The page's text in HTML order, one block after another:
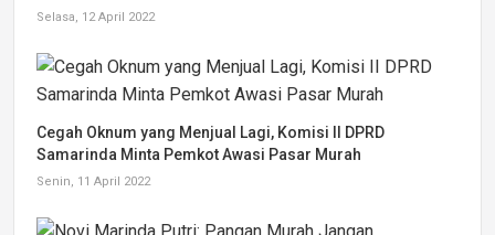
Selasa, 12 April 2022
Cegah Oknum yang Menjual Lagi, Komisi II DPRD
Samarinda Minta Pemkot Awasi Pasar Murah
Senin, 11 April 2022